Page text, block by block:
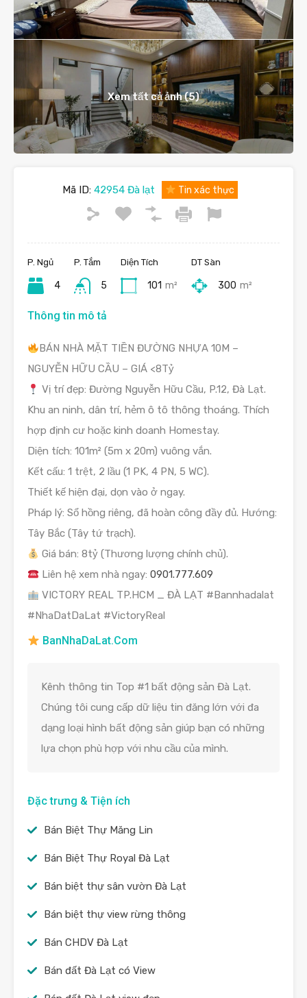
Xem tất cả ảnh (5)
Mã ID: 42954 Đà lạt Tin xác thực
P. Ngủ
4
P. Tắm
5
Diện Tích
101 m²
DT Sàn
300 m²
Thông tin mô tả
BÁN NHÀ MẶT TIỀN ĐƯỜNG NHỰA 10M –
NGUYỄN HỮU CẦU – GIÁ <8Tỷ
Vị trí đẹp: Đường Nguyễn Hữu Cầu, P.12, Đà Lạt.
Khu an ninh, dân trí, hẻm ô tô thông thoáng. Thích
hợp định cư hoặc kinh doanh Homestay.
Diện tích: 101m² (5m x 20m) vuông vắn.
Kết cấu: 1 trệt, 2 lầu (1 PK, 4 PN, 5 WC).
Thiết kế hiện đại, dọn vào ở ngay.
Pháp lý: Sổ hồng riêng, đã hoàn công đầy đủ. Hướng:
Tây Bắc (Tây tứ trạch).
Giá bán: 8tỷ (Thương lượng chính chủ).
Liên hệ xem nhà ngay:0901.777.609
VICTORY REAL TP.HCM _ ĐÀ LẠT #Bannhadalat
#NhaDatDaLat #VictoryReal
BanNhaDaLat.Com
Kênh thông tin Top #1 bất động sản Đà Lạt.
Chúng tôi cung cấp dữ liệu tin đăng lớn với đa
dạng loại hình bất động sản giúp bạn có những
lựa chọn phù hợp với nhu cầu của mình.
Đặc trưng & Tiện ích
Bán Biệt Thự Măng Lin
Bán Biệt Thự Royal Đà Lạt
Bán biệt thự sân vườn Đà Lạt
Bán biệt thự view rừng thông
Bán CHDV Đà Lạt
Bán đất Đà Lạt có View